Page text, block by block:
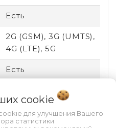
Есть
2G (GSM), 3G (UMTS),
4G (LTE), 5G
Есть
19.5:9cookie
для улучшения Вашего
статистики